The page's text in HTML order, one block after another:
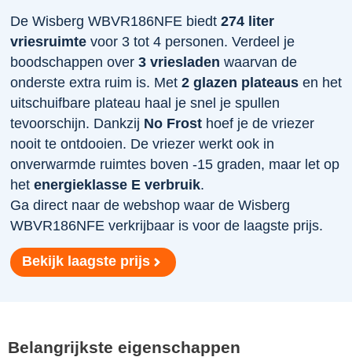
De Wisberg WBVR186NFE biedt274 liter
vriesruimte voor 3 tot 4 personen. Verdeel je
boodschappen over3 vriesladen waarvan de
onderste extra ruim is. Met2 glazen plateaus en het
uitschuifbare plateau haal je snel je spullen
tevoorschijn. Dankzij No Frost hoef je de vriezer
nooit te ontdooien. De vriezer werkt ook in
onverwarmde ruimtes boven -15 graden, maar let op
hetenergieklasse E verbruik.
Ga direct naar de webshop waar de Wisberg
WBVR186NFE verkrijbaar is voor de laagste prijs.
Bekijk laagste prijs
Belangrijkste eigenschappen